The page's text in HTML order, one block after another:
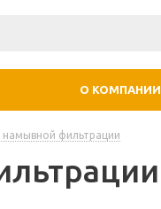
О КОМПАНИИ
намывной фильтрации